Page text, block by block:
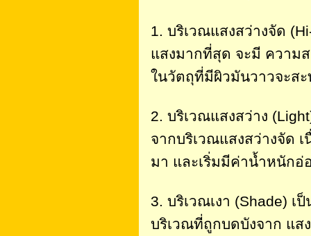
1. บริเวณแสงสว่างจัด
แสงมากที่สุด จะมี ความ
ในวัตถุที่มีผิวมันวาวจะส
2. บริเวณแสงสว่าง
จากบริเวณแสงสว่างจัด
มา และเริ่มมีค่าน้ำหนักอ่
3. บริเวณเงา (Shade) เ
บริเวณที่ถูกบดบังจาก แส